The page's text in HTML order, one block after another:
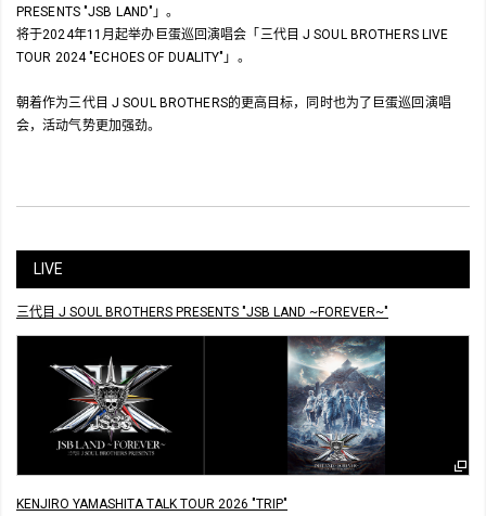
PRESENTS "JSB LAND"」。
将于2024年11月起举办巨蛋巡回演唱会「三代目 J SOUL BROTHERS LIVE
TOUR 2024 "ECHOES OF DUALITY"」。
朝着作为三代目 J SOUL BROTHERS的更高目标，同时也为了巨蛋巡回演唱
会，活动气势更加强劲。
LIVE
三代目 J SOUL BROTHERS PRESENTS "JSB LAND ~FOREVER~"
KENJIRO YAMASHITA TALK TOUR 2026 "TRIP"